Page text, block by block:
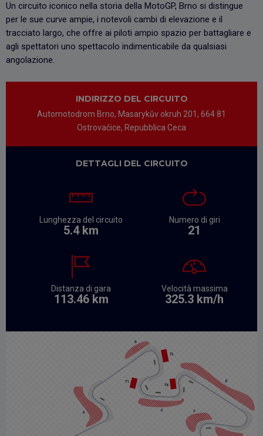
Un circuito iconico nella storia della MotoGP, Brno si distingue
per le sue curve ampie, i notevoli cambi di elevazione e il
tracciato largo, che offre ai piloti ampio spazio per battagliare e
agli spettatori uno spettacolo indimenticabile da qualsiasi
angolazione.
INDIRIZZO DEL CIRCUITO
Automotodrom Brno, Masarykův okruh 201, 664 81
Ostrovačice, Repubblica Ceca
DETTAGLI DEL CIRCUITO
Lunghezza del circuito
5.4 km
Numero di giri
21
Distanza di gara
113.46 km
Velocità massima
325.3 km/h